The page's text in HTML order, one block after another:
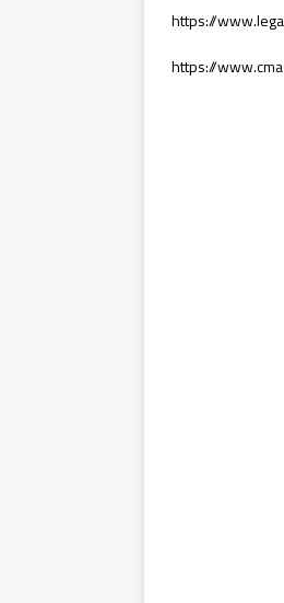
https://
https://